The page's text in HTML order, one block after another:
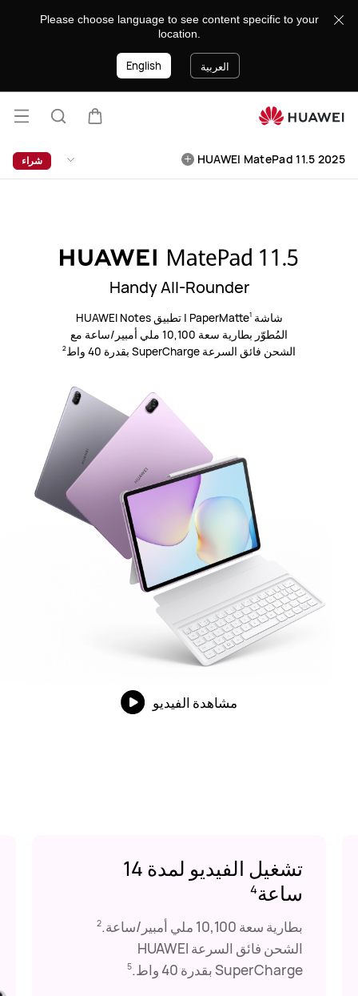
MatePad
Please choose language to see content specific to your
location.
العربية English
فتح
HUAWEI MatePad 11.5 2025 شراء
Handy All-Rounder
شاشة PaperMatte1
|
تطبيق HUAWEI Notes
المُطوّر
بطارية سعة 10,100 ملي أمبير/ساعة مع
الشحن فائق السرعة SuperCharge بقدرة 40 واط
2
مشاهدة الفيديو
تشغيل الفيديو لمدة 14
ساعة4
بطارية سعة 10,100 ملي أمبير/ساعة. 2
الشحن فائق السرعة HUAWEI
SuperCharge بقدرة 40 واط.
5